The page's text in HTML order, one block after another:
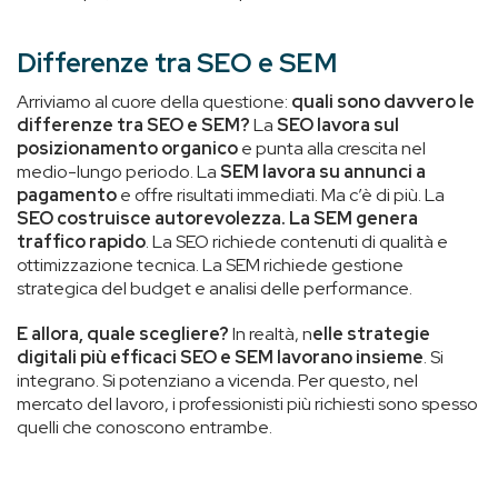
Differenze tra SEO e SEM
Arriviamo al cuore della questione: quali sono davvero le
differenze tra SEO e SEM?LaSEO lavora sul
posizionamento organicoe punta alla crescita nel
medio-lungo periodo. LaSEM lavora su annunci a
pagamentoe offre risultati immediati. Ma c’è di più. La
SEO costruisce autorevolezza. La SEM genera
traffico rapido. La SEO richiede contenuti di qualità e
ottimizzazione tecnica. La SEM richiede gestione
strategica del budget e analisi delle performance.
E allora, quale scegliere?In realtà, nelle strategie
digitali più efficaci SEO e SEM lavorano insieme. Si
integrano. Si potenziano a vicenda. Per questo, nel
mercato del lavoro, i professionisti più richiesti sono spesso
quelli che conoscono entrambe.